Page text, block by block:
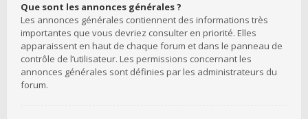
Que sont les annonces générales ?
Les annonces générales contiennent des informations très
importantes que vous devriez consulter en priorité. Elles
apparaissent en haut de chaque forum et dans le panneau de
contrôle de l’utilisateur. Les permissions concernant les
annonces générales sont définies par les administrateurs du
forum.